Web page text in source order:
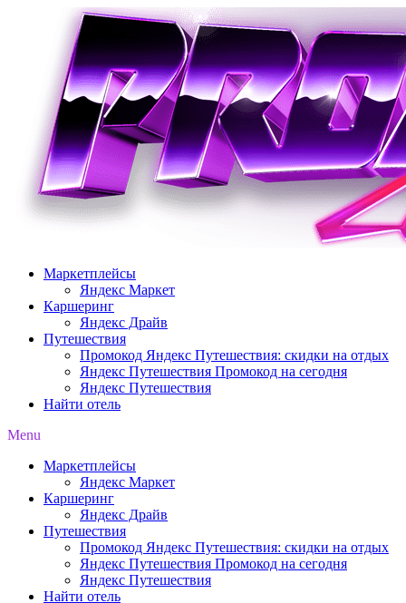
содержимому
Маркетплейсы
Яндекс Маркет
Каршеринг
Яндекс Драйв
Путешествия
Промокод Яндекс Путешествия: скидки на отдых
Яндекс Путешествия Промокод на сегодня
Яндекс Путешествия
Найти отель
Menu
Маркетплейсы
Яндекс Маркет
Каршеринг
Яндекс Драйв
Путешествия
Промокод Яндекс Путешествия: скидки на отдых
Яндекс Путешествия Промокод на сегодня
Яндекс Путешествия
Найти отель